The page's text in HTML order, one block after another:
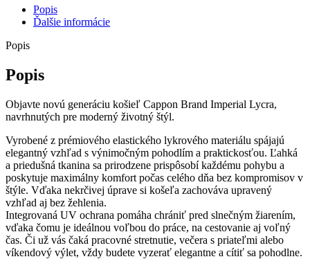
Popis
Ďalšie informácie
Popis
Popis
Objavte novú generáciu košieľ Cappon Brand Imperial Lycra,
navrhnutých pre moderný životný štýl.
Vyrobené z prémiového elastického lykrového materiálu spájajú
elegantný vzhľad s výnimočným pohodlím a praktickosťou. Ľahká
a priedušná tkanina sa prirodzene prispôsobí každému pohybu a
poskytuje maximálny komfort počas celého dňa bez kompromisov v
štýle. Vďaka nekrčivej úprave si košeľa zachováva upravený
vzhľad aj bez žehlenia.
Integrovaná UV ochrana pomáha chrániť pred slnečným žiarením,
vďaka čomu je ideálnou voľbou do práce, na cestovanie aj voľný
čas. Či už vás čaká pracovné stretnutie, večera s priateľmi alebo
víkendový výlet, vždy budete vyzerať elegantne a cítiť sa pohodlne.